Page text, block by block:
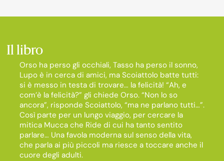
Il libro
Orso ha perso gli occhiali, Tasso ha perso il sonno,
Lupo è in cerca di amici, ma Scoiattolo batte tutti:
si è messo in testa di trovare… la felicità! “Ah, e
com’è la felicità?” gli chiede Orso. “Non lo so
ancora”, risponde Scoiattolo, “ma ne parlano tutti…”.
Così parte per un lungo viaggio, per cercare la
mitica Mucca che Ride di cui ha tanto sentito
parlare… Una favola moderna sul senso della vita,
che parla ai più piccoli ma riesce a toccare anche il
cuore degli adulti.